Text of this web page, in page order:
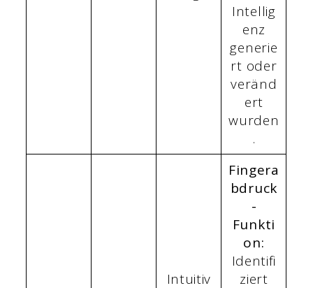
Intellig
enz
generie
rt oder
veränd
ert
wurden
.
Intuitiv
Fingera
bdruck
-
Funkti
on:
Identifi
ziert